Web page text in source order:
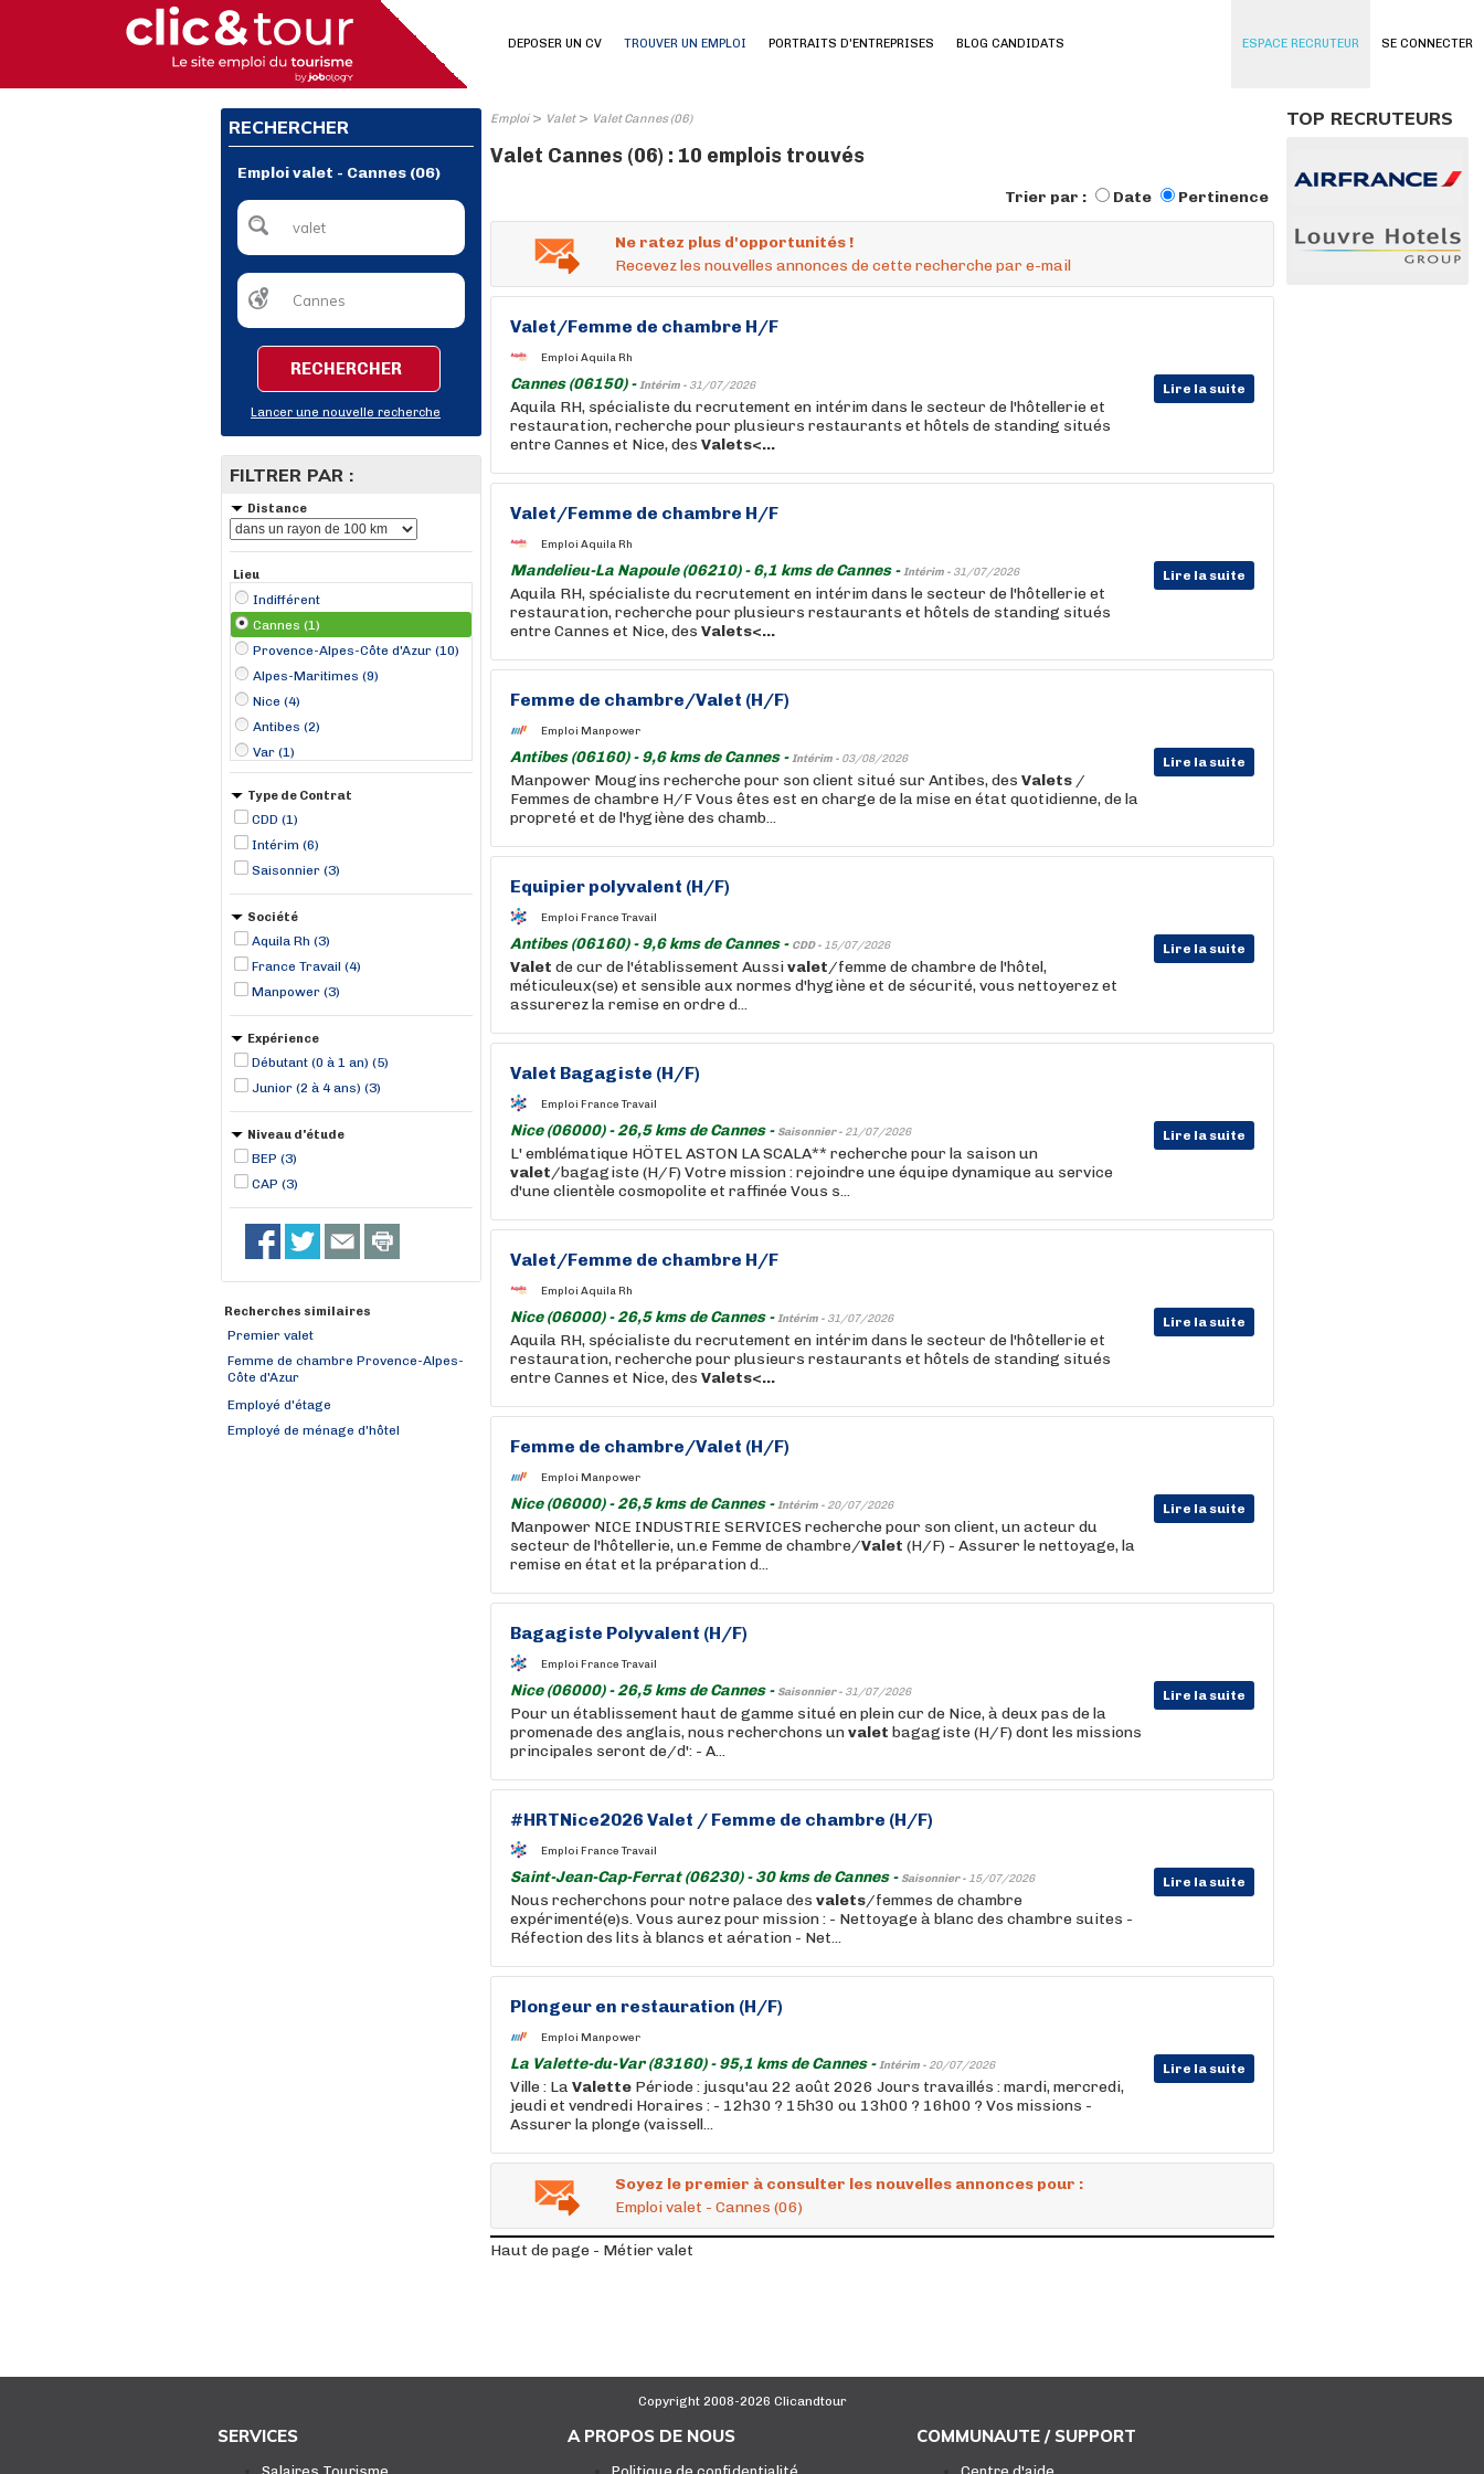
SE CONNECTER
DEPOSER UN CV TROUVER UN EMPLOI PORTRAITS D'ENTREPRISES BLOG CANDIDATS ESPACE RECRUTEUR
RECHERCHER
Emploi valet - Cannes (06)
RECHERCHER
Lancer une nouvelle recherche
FILTRER PAR :
Distance
Lieu
Indifférent
Cannes (1)
Provence-Alpes-Côte d'Azur (10)
Alpes-Maritimes (9)
Nice (4)
Antibes (2)
Var (1)
La Valette-du-Var (1)
Mandelieu-La Napoule (1)
Saint-Jean-Cap-Ferrat (1)
Type de Contrat
CDD (1)
Intérim (6)
Saisonnier (3)
Société
Aquila Rh (3)
France Travail (4)
Manpower (3)
Expérience
Débutant (0 à 1 an) (5)
Junior (2 à 4 ans) (3)
Niveau d'étude
BEP (3)
CAP (3)
Recherches similaires
Premier valet
Femme de chambre Provence-Alpes-
Côte d'Azur
Employé d'étage
Employé de ménage d'hôtel
Emploi> Valet> Valet Cannes (06)
Valet Cannes (06) : 10 emplois trouvés
Trier par : Date Pertinence
Ne ratez plus d'opportunités !
Recevez les nouvelles annonces de cette recherche par e-mail
Valet/Femme de chambre H/F
Emploi Aquila Rh
Cannes (06150) -Intérim - 31/07/2026 Lire la suite
Aquila RH, spécialiste du recrutement en intérim dans le secteur de l'hôtellerie et
restauration, recherche pour plusieurs restaurants et hôtels de standing situés
entre Cannes et Nice, des Valets<...
Valet/Femme de chambre H/F
Emploi Aquila Rh
Mandelieu-La Napoule (06210) - 6,1 kms de Cannes -Intérim - 31/07/2026 Lire la suite
Aquila RH, spécialiste du recrutement en intérim dans le secteur de l'hôtellerie et
restauration, recherche pour plusieurs restaurants et hôtels de standing situés
entre Cannes et Nice, des Valets<...
Femme de chambre/Valet (H/F)
Emploi Manpower
Antibes (06160) - 9,6 kms de Cannes -Intérim - 03/08/2026 Lire la suite
Manpower Mougins recherche pour son client situé sur Antibes, des Valets /
Femmes de chambre H/F Vous êtes est en charge de la mise en état quotidienne, de la
propreté et de l'hygiène des chamb...
Equipier polyvalent (H/F)
Emploi France Travail
Antibes (06160) - 9,6 kms de Cannes - CDD - 15/07/2026 Lire la suite
Valet de cur de l'établissement Aussivalet/femme de chambre de l'hôtel,
méticuleux(se) et sensible aux normes d'hygiène et de sécurité, vous nettoyerez et
assurerez la remise en ordre d...
Valet Bagagiste (H/F)
Emploi France Travail
Nice (06000) - 26,5 kms de Cannes - Saisonnier - 21/07/2026 Lire la suite
L' emblématique HÖTEL ASTON LA SCALA** recherche pour la saison un
valet/bagagiste (H/F) Votre mission : rejoindre une équipe dynamique au service
d'une clientèle cosmopolite et raffinée Vous s...
Valet/Femme de chambre H/F
Emploi Aquila Rh
Nice (06000) - 26,5 kms de Cannes -Intérim - 31/07/2026 Lire la suite
Aquila RH, spécialiste du recrutement en intérim dans le secteur de l'hôtellerie et
restauration, recherche pour plusieurs restaurants et hôtels de standing situés
entre Cannes et Nice, des Valets<...
Femme de chambre/Valet (H/F)
Emploi Manpower
Nice (06000) - 26,5 kms de Cannes -Intérim - 20/07/2026 Lire la suite
Manpower NICE INDUSTRIE SERVICES recherche pour son client, un acteur du
secteur de l'hôtellerie, un.e Femme de chambre/Valet (H/F) - Assurer le nettoyage, la
remise en état et la préparation d...
Bagagiste Polyvalent (H/F)
Emploi France Travail
Nice (06000) - 26,5 kms de Cannes - Saisonnier - 31/07/2026 Lire la suite
Pour un établissement haut de gamme situé en plein cur de Nice, à deux pas de la
promenade des anglais, nous recherchons unvalet bagagiste (H/F) dont les missions
principales seront de/d': - A...
#HRTNice2026 Valet / Femme de chambre (H/F)
Emploi France Travail
Saint-Jean-Cap-Ferrat (06230) - 30 kms de Cannes - Saisonnier - 15/07/2026 Lire la suite
Nous recherchons pour notre palace des valets/femmes de chambre
expérimenté(e)s. Vous aurez pour mission : - Nettoyage à blanc des chambre suites -
Réfection des lits à blancs et aération - Net...
Plongeur en restauration (H/F)
Emploi Manpower
La Valette-du-Var (83160) - 95,1 kms de Cannes -Intérim - 20/07/2026 Lire la suite
Ville : LaValette Période : jusqu'au 22 août 2026 Jours travaillés : mardi, mercredi,
jeudi et vendredi Horaires : - 12h30 ? 15h30 ou 13h00 ? 16h00 ? Vos missions -
Assurer la plonge (vaissell...
Soyez le premier à consulter les nouvelles annonces pour :
Emploi valet - Cannes (06)
Haut de page - Métier valet
TOP RECRUTEURS
Copyright 2008-2026 Clicandtour
SERVICES A PROPOS DE NOUS COMMUNAUTE / SUPPORT